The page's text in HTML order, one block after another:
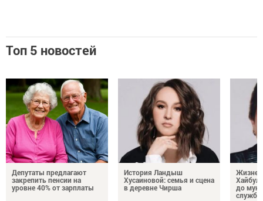
Топ 5 новостей
Депутаты предлагают
закрепить пенсии на
уровне 40% от зарплаты
История Ландыш
Хусаиновой: семья и сцена
в деревне Чирша
до
службы